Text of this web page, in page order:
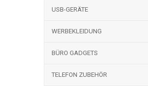
USB-GERÄTE
WERBEKLEIDUNG
BÜRO GADGETS
TELEFON ZUBEHÖR